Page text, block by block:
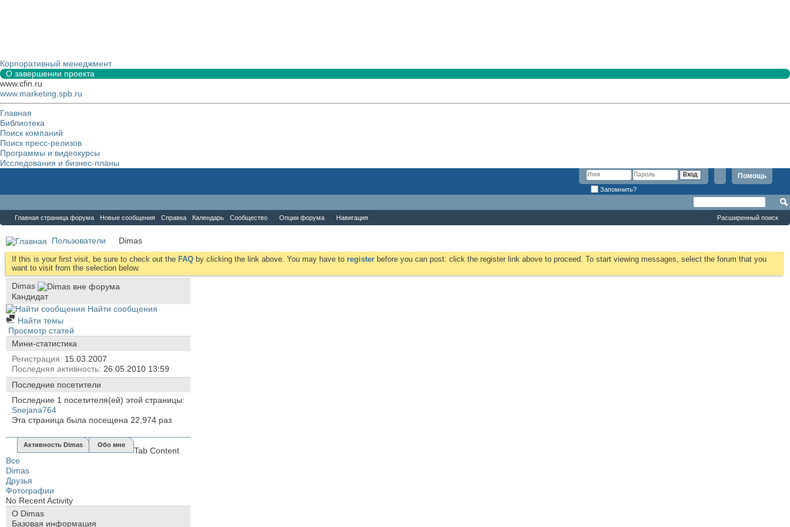
Корпоративный менеджмент
О завершении проекта
www.cfin.ru
www.marketing.spb.ru
Главная
Библиотека
Поиск компаний
Поиск пресс-релизов
Программы и видеокурсы
Исследования и бизнес-планы
Помощь
Запомнить?
Главная страница форума Новые сообщения Справка Календарь Сообщество Опции форума Навигация Расширенный поиск
Пользователи Dimas
If this is your first visit, be sure to check out the FAQ by clicking the link above. You may have to register before you can post: click the register link above to proceed. To start viewing messages, select the forum that you
want to visit from the selection below.
Dimas
Кандидат
Найти сообщения
Найти темы
Просмотр статей
Мини-статистика
Регистрация
15.03.2007
Последняя активность 26.05.2010 13:59
Последние посетители
Последние 1 посетителя(ей) этой страницы:
Snejana764
Эта страница была посещена 22,974 раз
Активность Dimas Обо мне
Tab Content
Все
Dimas
Друзья
Фотографии
No Recent Activity
О Dimas
Базовая информация